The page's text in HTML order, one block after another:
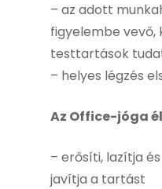
– az adott
figyelembe vevő,
testtartások
– helyes légzés
Az Office-jóga
– erősíti, lazítja
javítja a tartást